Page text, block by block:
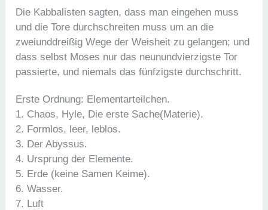
Die Kabbalisten sagten, dass man eingehen muss
und die Tore durchschreiten muss um an die
zweiunddreißig Wege der Weisheit zu gelangen; und
dass selbst Moses nur das neunundvierzigste Tor
passierte, und niemals das fünfzigste durchschritt.
Erste Ordnung: Elementarteilchen.
1. Chaos, Hyle, Die erste Sache(Materie).
2. Formlos, leer, leblos.
3. Der Abyssus.
4. Ursprung der Elemente.
5. Erde (keine Samen Keime).
6. Wasser.
7. Luft